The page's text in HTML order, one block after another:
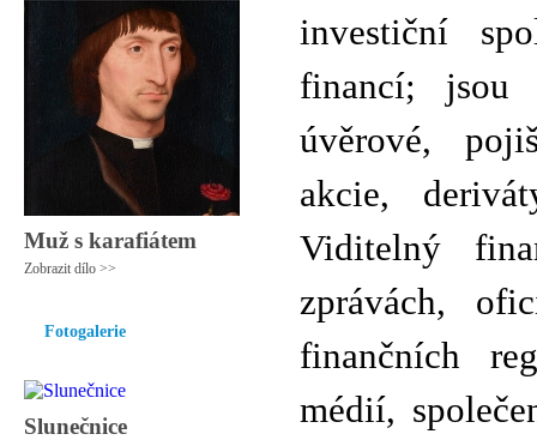
Muž s karafiátem
Zobrazit dílo >>
Fotogalerie
Slunečnice
investiční
financí; jsou
úvěrové,
akcie,
Viditelný
zprávách,
finančních
médií,